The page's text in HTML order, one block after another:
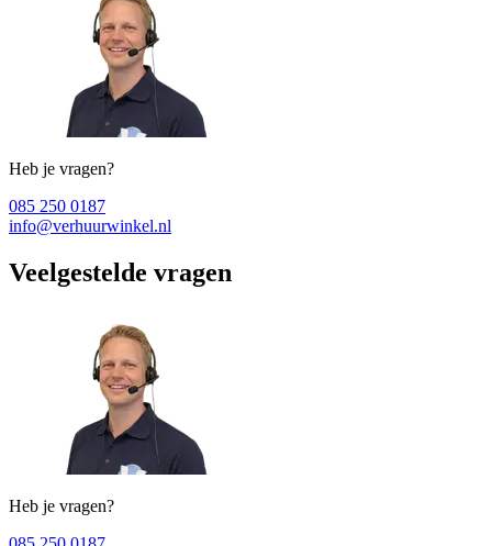
Heb je vragen?
085 250 0187
info@verhuurwinkel.nl
Veelgestelde vragen
Heb je vragen?